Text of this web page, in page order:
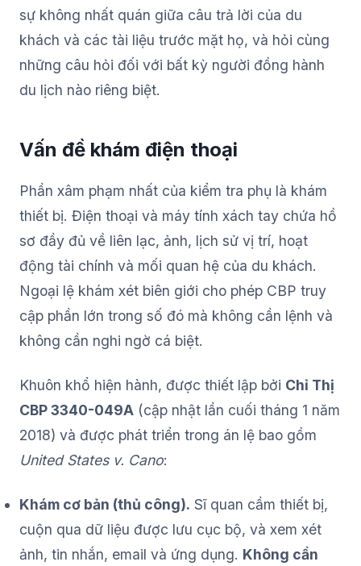
sự không nhất quán giữa câu trả lời của du
khách và các tài liệu trước mặt họ, và hỏi cùng
những câu hỏi đối với bất kỳ người đồng hành
du lịch nào riêng biệt.
Vấn đề khám điện thoại
Phần xâm phạm nhất của kiểm tra phụ là khám
thiết bị. Điện thoại và máy tính xách tay chứa hồ
sơ đầy đủ về liên lạc, ảnh, lịch sử vị trí, hoạt
động tài chính và mối quan hệ của du khách.
Ngoại lệ khám xét biên giới cho phép CBP truy
cập phần lớn trong số đó mà không cần lệnh và
không cần nghi ngờ cá biệt.
Khuôn khổ hiện hành, được thiết lập bởi Chỉ Thị
CBP 3340-049A (cập nhật lần cuối tháng 1 năm
2018) và được phát triển trong án lệ bao gồm
United States v. Cano:
Khám cơ bản (thủ công). Sĩ quan cầm thiết bị,
cuộn qua dữ liệu được lưu cục bộ, và xem xét
ảnh, tin nhắn, email và ứng dụng. Không cần